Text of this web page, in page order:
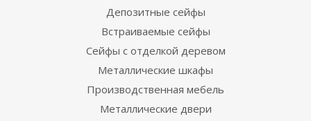
Депозитные сейфы
Встраиваемые сейфы
Сейфы с отделкой деревом
Металлические шкафы
Производственная мебель
Металлические двери